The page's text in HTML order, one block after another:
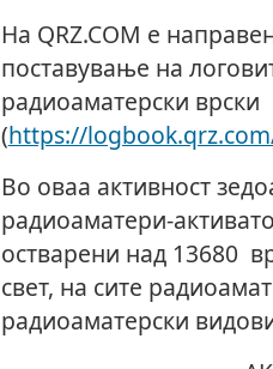
На QRZ.COM е
поставување на
радиоаматерски врски
(https://
Во оваа активност
радиоаматери-
остварени над 13680
свет, на сите
радиоаматерски